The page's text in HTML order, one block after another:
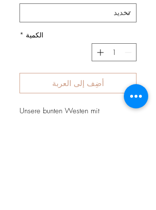
الكمية *
أضِف إلى العربة
Unsere bunten Westen mit